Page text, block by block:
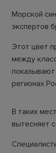
Морской
экспертов
Этот цвет
между
регионах
В таких
вытесняет